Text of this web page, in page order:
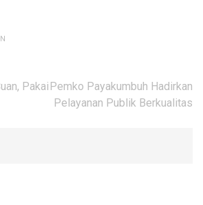
Pakai Pemko Payakumbuh Hadirkan
Pelayanan Publik Berkualitas